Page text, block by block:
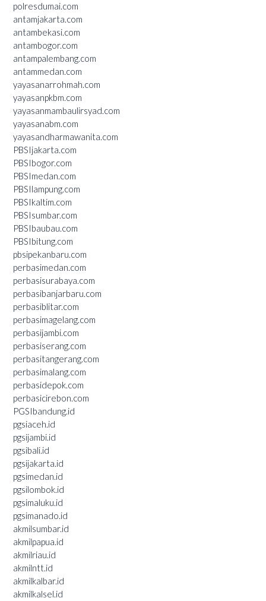
polresdumai.com
antamjakarta.com
antambekasi.com
antambogor.com
antampalembang.com
antammedan.com
yayasanarrohmah.com
yayasanpkbm.com
yayasanmambaulirsyad.com
yayasanabm.com
yayasandharmawanita.com
PBSIjakarta.com
PBSIbogor.com
PBSImedan.com
PBSIlampung.com
PBSIkaltim.com
PBSIsumbar.com
PBSIbaubau.com
PBSIbitung.com
pbsipekanbaru.com
perbasimedan.com
perbasisurabaya.com
perbasibanjarbaru.com
perbasiblitar.com
perbasimagelang.com
perbasijambi.com
perbasiserang.com
perbasitangerang.com
perbasimalang.com
perbasidepok.com
perbasicirebon.com
PGSIbandung.id
pgsiaceh.id
pgsijambi.id
pgsibali.id
pgsijakarta.id
pgsimedan.id
pgsilombok.id
pgsimaluku.id
pgsimanado.id
akmilsumbar.id
akmilpapua.id
akmilriau.id
akmilntt.id
akmilkalbar.id
akmilkalsel.id